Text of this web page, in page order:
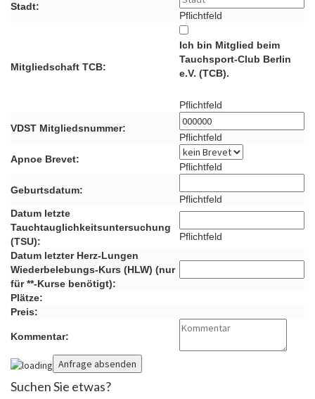
Stadt:
Pflichtfeld
Mitgliedschaft TCB:
Ich bin Mitglied beim
Tauchsport-Club Berlin
e.V. (TCB).
Pflichtfeld
VDST Mitgliedsnummer:
Pflichtfeld
Apnoe Brevet:
Pflichtfeld
Geburtsdatum:
Pflichtfeld
Datum letzte
Tauchtauglichkeitsuntersuchung
(TSU):
Pflichtfeld
Datum letzter Herz-Lungen
Wiederbelebungs-Kurs (HLW) (nur
für **-Kurse benötigt):
Plätze:
Preis:
Kommentar:
Suchen Sie etwas?